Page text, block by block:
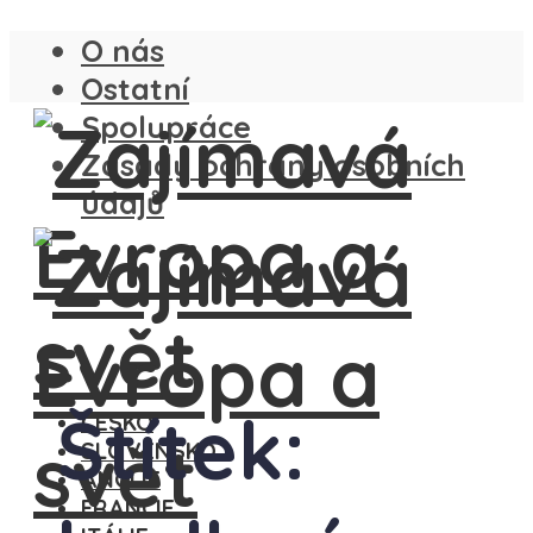
O nás
Ostatní
Spolupráce
Zásady ochrany osobních
údajů
ČESKO
SLOVENSKO
ANGLIE
FRANCIE
Štítek: